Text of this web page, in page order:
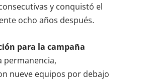
y conquistó el
ocho años después.
para la campaña
permanencia,
nueve equipos por debajo